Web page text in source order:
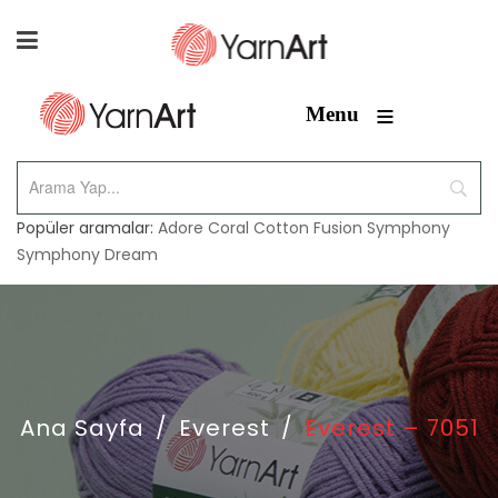
Menu ≡
Popüler aramalar: Adore Coral Cotton Fusion Symphony
Symphony Dream
Ana Sayfa / Everest / Everest – 7051